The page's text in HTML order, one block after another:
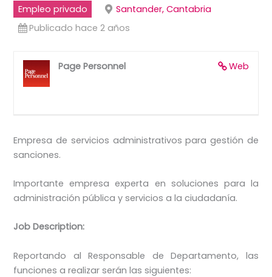
Empleo privado
Santander, Cantabria
Publicado hace 2 años
Web
Page Personnel
Empresa de servicios administrativos para gestión de
sanciones.
Importante empresa experta en soluciones para la
administración pública y servicios a la ciudadanía.
Job Description:
Reportando al Responsable de Departamento, las
funciones a realizar serán las siguientes: